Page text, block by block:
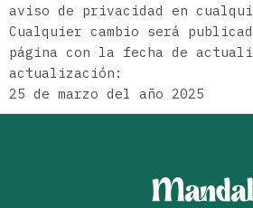
aviso de privacidad en
Cualquier cambio será
página con la fecha de
actualización:
25 de marzo del año 2025